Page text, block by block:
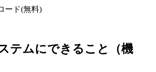
ード(無料)
テムにできること（機